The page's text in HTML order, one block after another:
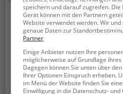
Tierpark Ströhen
Tierparkstraße 43, 49419 Wagenfeld
Der Tierpark Ströhen ist ein
Ortsteil Ströhen der
niedersächsischen
eröffnete private Tierpark
speichern und darauf zugreifen.
Gerät können mit den Partnern
Website verwendet werden. Wir
genaue Daten zur
Partner
Einige Anbieter nutzen Ihre
möglicherweise auf Grundlage
Dagegen können Sie unten über
Ihrer Optionen Einspruch erheben.
im Menü der Website finden Sie
Einwilligung in die Datenschutz-